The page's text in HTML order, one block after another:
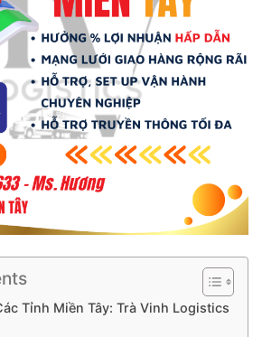
Tỉnh Miền Tây: Trà Vinh Logistics